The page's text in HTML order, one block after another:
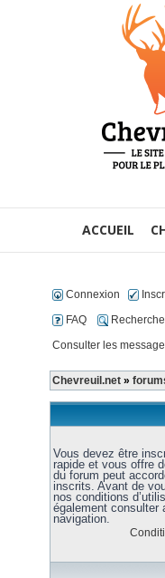
ACCUEIL
Connexion
FAQ
Consulter les
Chevreuil.net »
Vous devez être
rapide et vous offre
du forum peut
inscrits. Avant de
nos conditions
également consulter
navigation.